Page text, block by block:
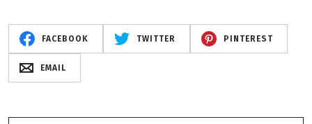
FACEBOOK TWITTER PINTEREST
EMAIL